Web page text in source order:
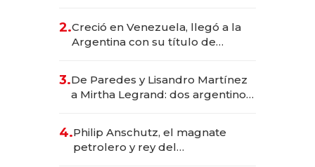
2.Creció en Venezuela, llegó a la
Argentina con su título de
las marcas "fast premium"
3.De Paredes y Lisandro Martínez
a Mirtha Legrand: dos argentinos
4.Philip Anschutz, el magnate
petrolero y rey del